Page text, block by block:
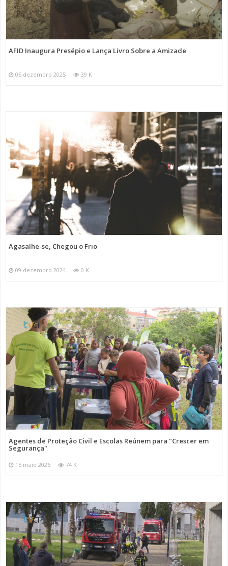
AFID Inaugura Presépio e Lança Livro Sobre a Amizade
05 dezembro 2025 39 K
Agasalhe-se, Chegou o Frio
09 dezembro 2024 0 K
Agentes de Proteção Civil e Escolas Reúnem para "Crescer em
Segurança"
15 maio 2026 74 K